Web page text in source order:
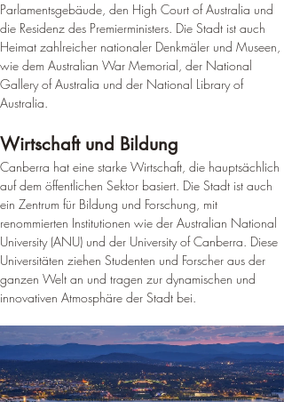
Parlamentsgebäude, den High Court of Australia und
die Residenz des Premierministers. Die Stadt ist auch
Heimat zahlreicher nationaler Denkmäler und Museen,
wie dem Australian War Memorial, der National
Gallery of Australia und der National Library of
Australia.
Wirtschaft und Bildung
Canberra hat eine starke Wirtschaft, die hauptsächlich
auf dem öffentlichen Sektor basiert. Die Stadt ist auch
ein Zentrum für Bildung und Forschung, mit
renommierten Institutionen wie der Australian National
University (ANU) und der University of Canberra. Diese
Universitäten ziehen Studenten und Forscher aus der
ganzen Welt an und tragen zur dynamischen und
innovativen Atmosphäre der Stadt bei.